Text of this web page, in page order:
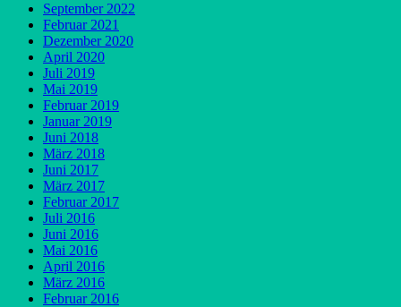
September 2022
Februar 2021
Dezember 2020
April 2020
Juli 2019
Mai 2019
Februar 2019
Januar 2019
Juni 2018
März 2018
Juni 2017
März 2017
Februar 2017
Juli 2016
Juni 2016
Mai 2016
April 2016
März 2016
Februar 2016